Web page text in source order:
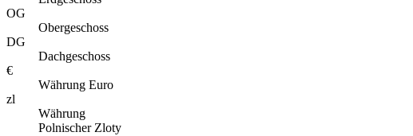
OG
Obergeschoss
DG
Dachgeschoss
€
Währung Euro
zl
Währung
Polnischer Zloty